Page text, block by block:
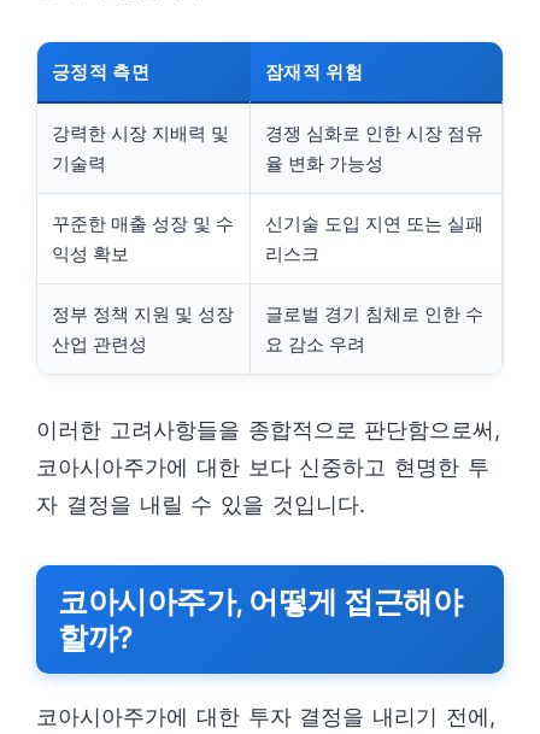
긍정적 측면 잠재적 위험
강력한 시장 지배력 및
기술력
경쟁 심화로 인한 시장 점유
율 변화 가능성
꾸준한 매출 성장 및 수
익성 확보
신기술 도입 지연 또는 실패
리스크
정부 정책 지원 및 성장
산업 관련성
글로벌 경기 침체로 인한 수
요 감소 우려
이러한 고려사항들을 종합적으로 판단함으로써,
코아시아주가에 대한 보다 신중하고 현명한 투
자 결정을 내릴 수 있을 것입니다.
코아시아주가, 어떻게 접근해야
할까?
코아시아주가에 대한 투자 결정을 내리기 전에,